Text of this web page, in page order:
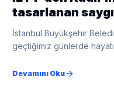
tasarlanan
İstanbul Büyükşehir
geçtiğimiz günlerde
hazırladı.
Devamını Oku